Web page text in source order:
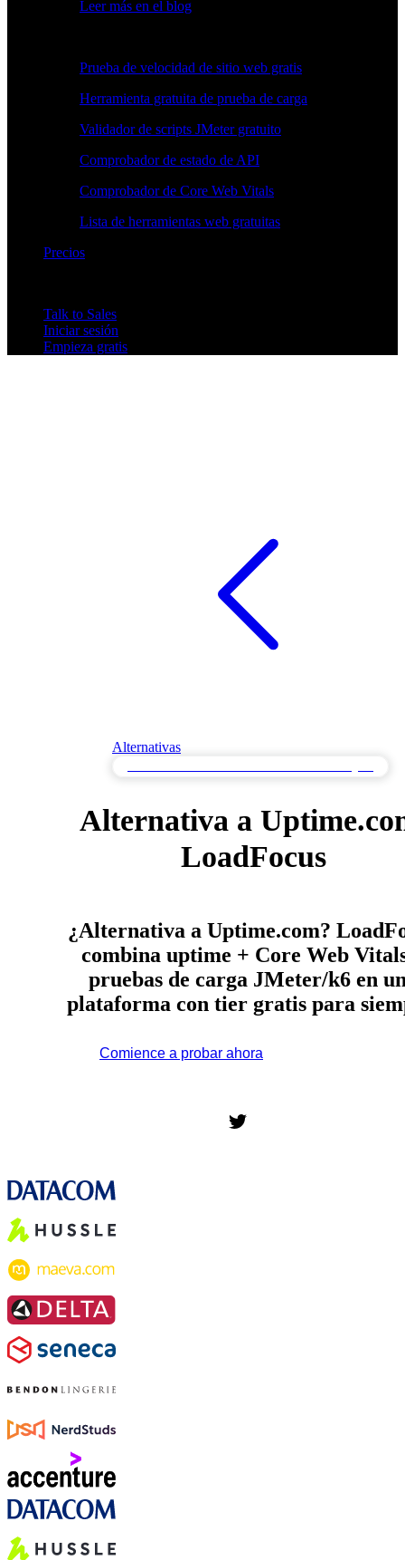
Leer más en el blog
Prueba de velocidad de sitio web gratis
Herramienta gratuita de prueba de carga
Validador de scripts JMeter gratuito
Comprobador de estado de API
Comprobador de Core Web Vitals
Lista de herramientas web gratuitas
Precios
Talk to Sales
Iniciar sesión
Empieza gratis
Alternativas
Alternativa a
LoadFocus
¿Alternativa a Uptime.com?
combina uptime + Core Web
pruebas de carga JMeter/k6 en
plataforma con tier gratis para
Comience a probar ahora